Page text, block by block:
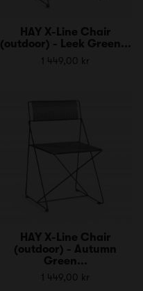
HAY X-Line Chair
(outdoor) - Leek Green...
1 449,00 kr
HAY X-Line Chair
(outdoor) - Autumn
Green...
1 449,00 kr